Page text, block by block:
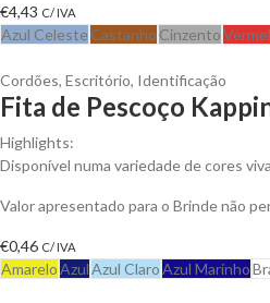
€4,43 C/ IVA
Azul Celeste Castanho Cinzento
Cordões, Escritório, Identificação
Fita de Pescoço
Highlights:
Disponível numa variedade de cores
Valor apresentado para o Brinde não
€0,46 C/ IVA
AmareloAzulAzul ClaroAzul Marinho